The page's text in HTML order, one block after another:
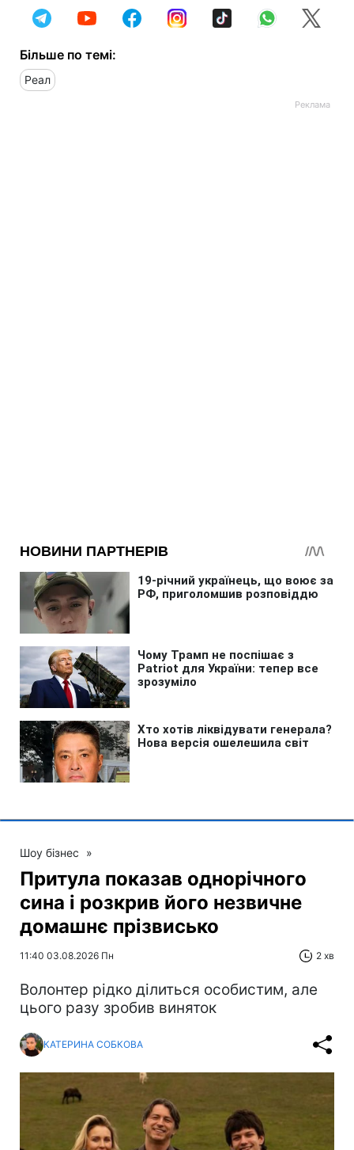
Більше по темі:
Реал
Шоу бізнес »
Притула показав однорічного
сина і розкрив його незвичне
домашнє прізвисько
11:40 03.08.2026 Пн 2 хв
Волонтер рідко ділиться особистим, але
цього разу зробив виняток
КАТЕРИНА СОБКОВА